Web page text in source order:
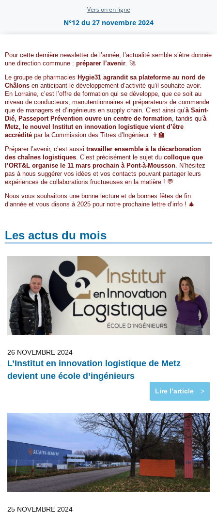
Version en ligne
N°12 du 27 novembre 2024
Pour cette dernière newsletter de l’année, l’actualité semble s’être donnée
une direction commune : préparer l’avenir. 🚀
Le groupe de pharmacies Hygie31 agrandit sa plateforme au nord de
Châlons en anticipant le développement d’activité qu’il souhaite avoir.
En Lorraine, c’est l’offre de formation qui se développe, que ce soit au
niveau de conducteurs, manutentionnaires et préparateurs de commande
que de managers et d’ingénieurs en supply chain. C’est ainsi qu’à Saint-
Dié, Passeport Prévention ouvre un centre de formation, tandis qu’à
Metz, le nouvel Institut en innovation logistique vient d’être
accrédité par la Commission des Titres d’Ingénieur. 👨‍🏫
Préparer l’avenir, c’est aussi travailler ensemble à la décarbonation
des chaînes logistiques. C’est précisément le sujet du colloque que
l’ORT&L organise le 11 mars prochain à Pont-à-Mousson. N’hésitez
pas à nous suggérer vos idées et vos contacts pouvant partager leurs
expériences de collaborations fructueuses en la matière ! 💬
Nous vous souhaitons une bonne lecture et de bonnes fêtes de fin
d’année et vous disons à 2025 pour notre prochaine lettre d’info ! 🎄
Les actus du mois
26 NOVEMBRE 2024
L’Institut en innovation logistique de Metz
devient une école d’ingénieurs
Lire l’article >
25 NOVEMBRE 2024